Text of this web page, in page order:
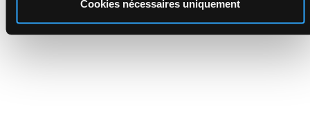
Cookies nécessaires uniquement